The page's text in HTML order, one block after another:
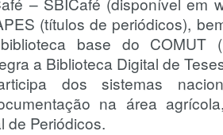
(títulos de periódicos),
base do COMUT
a Biblioteca Digital de
dos sistemas
na área
de Periódicos.